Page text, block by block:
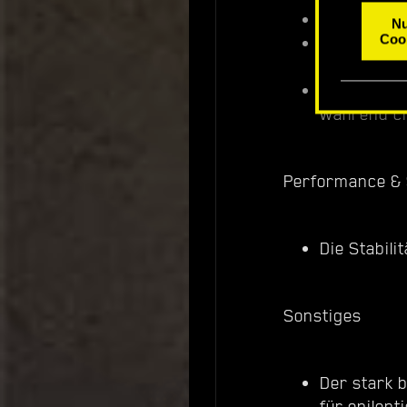
Der
während
Performance
Die
Sonstiges
Der stark